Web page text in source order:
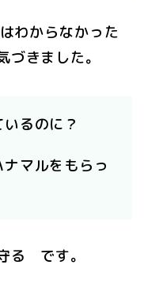
わからなかった
づきました。
るのに？
マルをもらっ
る です。